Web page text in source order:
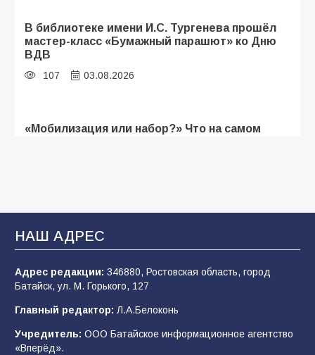
В библиотеке имени И.С. Тургенева прошёл
мастер-класс «Бумажный парашют» ко Дню
ВДВ
107 03.08.2026
«Мобилизация или набор?» Что на самом
В Батайске продолжаются дорожные работы
99 04.08.2026
Будет ли мобилизация в России в 2026 году
после выборов: в Госдуме дали ответ
94 06.08.2026
НАШ АДРЕС
Адрес редакции: 346880, Ростовская область, город
Батайск, ул. М. Горького, 127
Главный редактор: Л.А.Белоконь
Учредитель: ООО Батайское информационное агентство
«Вперёд».